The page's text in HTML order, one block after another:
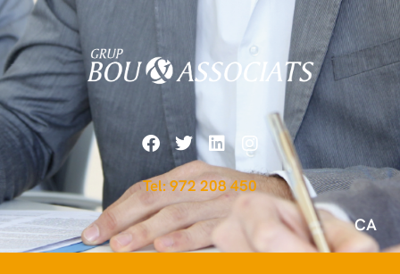
Tel: 972 208 450
CA